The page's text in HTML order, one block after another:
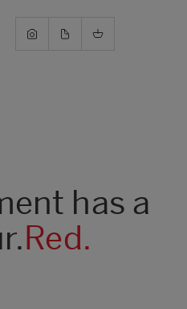
has a
Red.